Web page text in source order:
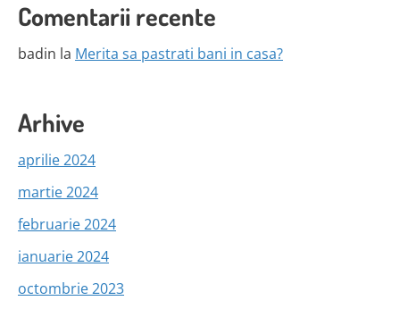
Comentarii recente
badin la Merita sa pastrati bani in casa?
Arhive
aprilie 2024
martie 2024
februarie 2024
ianuarie 2024
octombrie 2023